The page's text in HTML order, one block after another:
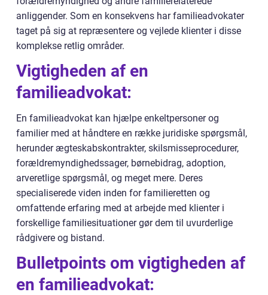
anliggender. Som en konsekvens har familieadvokater
taget på sig at repræsentere og vejlede klienter i disse
komplekse retlig områder.
Vigtigheden af en
familieadvokat:
En familieadvokat kan hjælpe enkeltpersoner og
familier med at håndtere en række juridiske spørgsmål,
herunder ægteskabskontrakter, skilsmisseprocedurer,
forældremyndighedssager, børnebidrag, adoption,
arveretlige spørgsmål, og meget mere. Deres
specialiserede viden inden for familieretten og
omfattende erfaring med at arbejde med klienter i
forskellige familiesituationer gør dem til uvurderlige
rådgivere og bistand.
Bulletpoints om vigtigheden af
en familieadvokat: